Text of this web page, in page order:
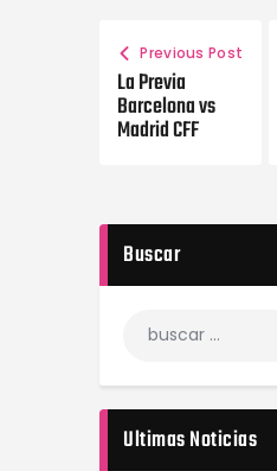
Previous Post
La Previa
Barcelona vs
Madrid CFF
Buscar
Ultimas Noticias